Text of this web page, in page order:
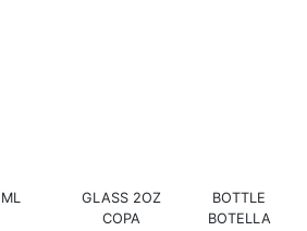
ML
GLASS 2OZ
COPA
BOTTLE
BOTELLA